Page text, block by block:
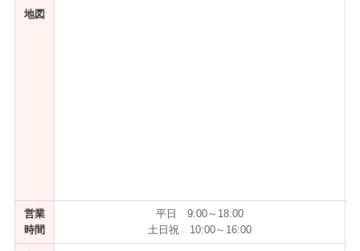
地図
営業
時間
平日 9:00～18:00
土日祝 10:00～16:00